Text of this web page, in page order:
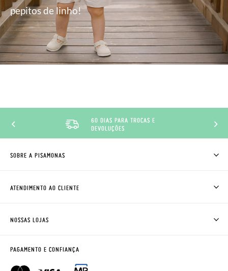
pepitos de linho!
60 DIAS PARA TROCAS E
DEVOLUÇÕES
SOBRE A PISAMONAS
AVISO LEGAL, PRIVACIDADE E COOKIES
GUIA DE TAMANHOS
ATENDIMENTO AO CLIENTE
HORÁRIO
PERGUNTAS FREQUENTES
NOSSAS LOJAS
PAGAMENTO E CONFIANÇA